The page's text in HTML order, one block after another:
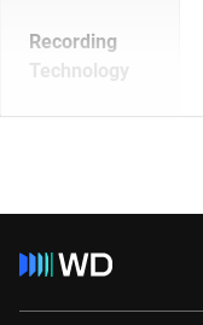
Recording
Technology